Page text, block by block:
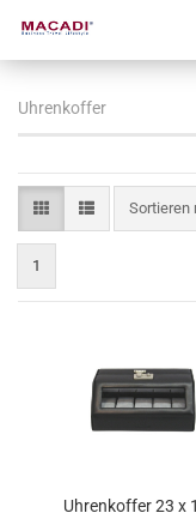
Uhrenkoffer
Sortieren
Sortieren
1
Uhrenkoffer 23 x